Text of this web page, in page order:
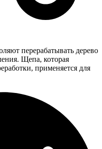
перерабатывать дерево
Щепа, которая
применяется для